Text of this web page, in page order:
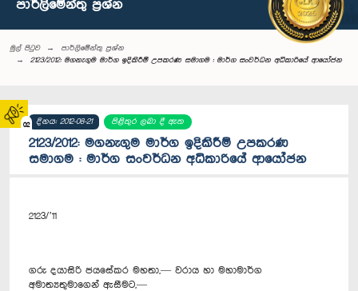
02
පාර්ලි‌මේන්තු‌ ප්‍රශ්න
මුල් පිටුව
පාර්ලි‌මේන්තු‌ ප්‍රශ්න
2123/2012: මගනැගුම මාර්ග ඉදිකිරීම් උපකරණ සමාගම : මාර්ග සංවර්ධන අධිකාරියේ ආයෝජන
දිනය: 2012-08-21 පිළිතුර ලබා දී ඇත
2123/2012: මගනැගුම මාර්ග ඉදිකිරීම් උපකරණ
සමාගම : මාර්ග සංවර්ධන අධිකාරියේ ආයෝජන
2123/’11
ගරු දයාසිරි ජයසේකර මහතා,— වරාය හා මහාමාර්ග
අමාත්‍යතුමාගෙන් ඇසීමට,—